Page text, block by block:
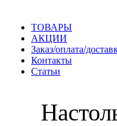
ТОВАРЫ
АКЦИИ
Заказ/оплата/
Контакты
Статьи